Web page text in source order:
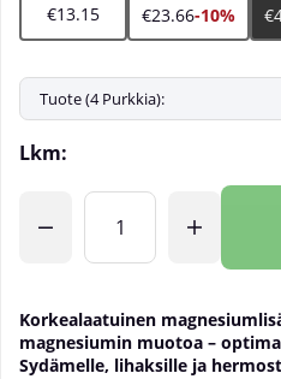
€13.15 €23.66-10%
Lkm:
Korkealaatuinen
magnesiumin muotoa –
Sydämelle, lihaksille ja